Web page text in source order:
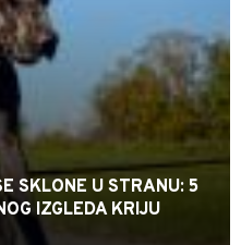
SKLONE U STRANU: 5
IZGLEDA KRIJU